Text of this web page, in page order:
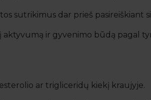
sutrikimus dar prieš pasireiškiant
aktyvumą ir gyvenimo būdą pagal
ar trigliceridų kiekį kraujyje.